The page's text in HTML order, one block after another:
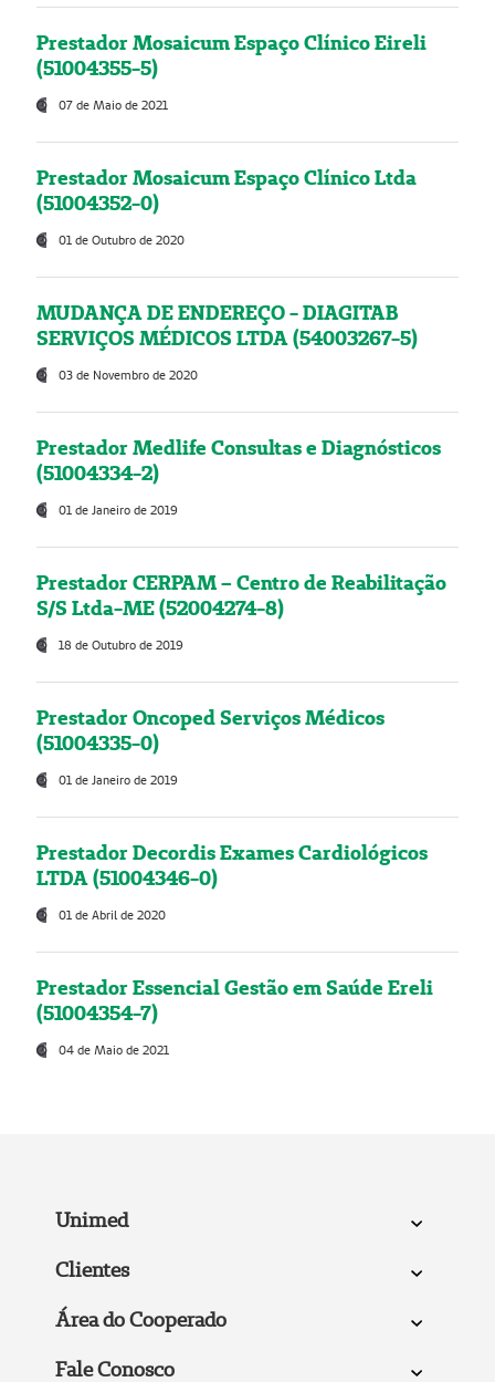
Prestador Mosaicum Espaço Clínico Eireli
(51004355-5)
07 de Maio de 2021
Prestador Mosaicum Espaço Clínico Ltda
(51004352-0)
01 de Outubro de 2020
MUDANÇA DE ENDEREÇO - DIAGITAB
SERVIÇOS MÉDICOS LTDA (54003267-5)
03 de Novembro de 2020
Prestador Medlife Consultas e Diagnósticos
(51004334-2)
01 de Janeiro de 2019
Prestador CERPAM – Centro de Reabilitação
S/S Ltda-ME (52004274-8)
18 de Outubro de 2019
Prestador Oncoped Serviços Médicos
(51004335-0)
01 de Janeiro de 2019
Prestador Decordis Exames Cardiológicos
LTDA (51004346-0)
01 de Abril de 2020
Prestador Essencial Gestão em Saúde Ereli
(51004354-7)
04 de Maio de 2021
Unimed
Clientes
Área do Cooperado
Fale Conosco